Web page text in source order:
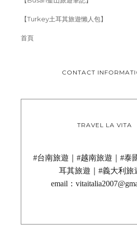
【Turkey土耳其旅遊懶人包】
首頁
CONTACT
TRAVEL LA VITA
#台南旅遊｜#越南旅遊｜#泰
耳其旅遊｜#義大利旅
email：